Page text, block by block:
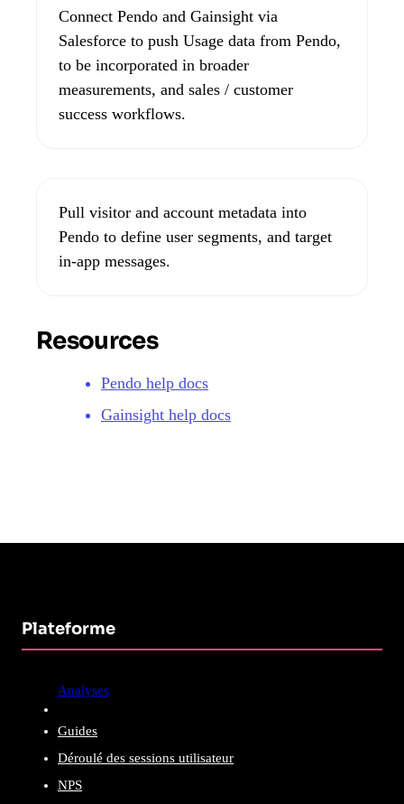
Connect Pendo and Gainsight via
Salesforce to push Usage data from Pendo,
to be incorporated in broader
measurements, and sales / customer
success workflows.
Pull visitor and account metadata into
Pendo to define user segments, and target
in-app messages.
Resources
Pendo help docs
Gainsight help docs
Plateforme
Analyses
Guides
Déroulé des sessions utilisateur
NPS